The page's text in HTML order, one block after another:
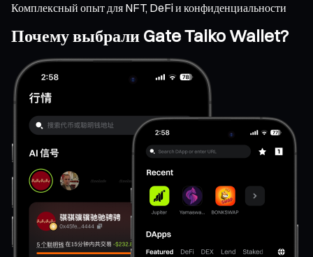
Комплексный опыт для NFT, DeFi и конфиденциальности
Почему выбрали Gate Taiko Wallet?